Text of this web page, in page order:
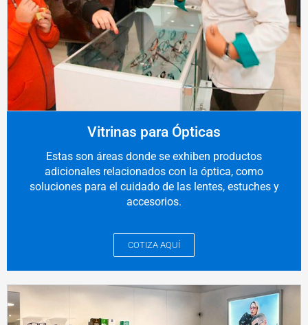
Vitrinas para Ópticas
Estas son áreas donde se exhiben productos
adicionales relacionados con la óptica, como
soluciones para el cuidado de las lentes, estuches y
accesorios.
COTIZA AQUÍ